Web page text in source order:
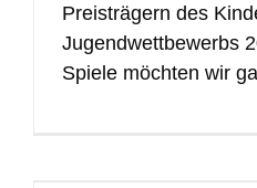
Preisträgern des
Jugendwettbewerbs
Spiele möchten wir